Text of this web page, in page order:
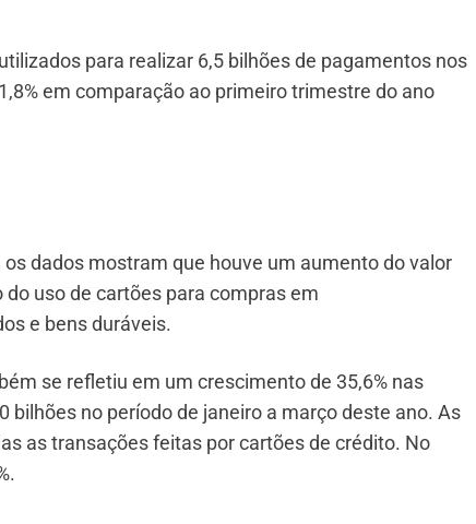
para realizar 6,5 bilhões de pagamentos nos
em comparação ao primeiro trimestre do ano
dados mostram que houve um aumento do valor
uso de cartões para compras em
e bens duráveis.
se refletiu em um crescimento de 35,6% nas
bilhões no período de janeiro a março deste ano. As
as transações feitas por cartões de crédito. No